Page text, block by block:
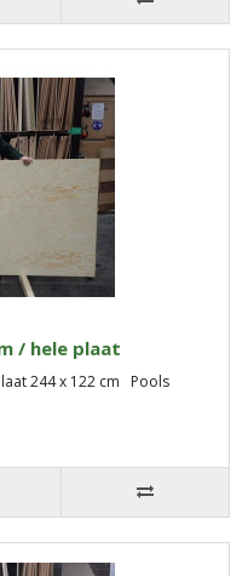
/ hele plaat
244 x 122 cm Pools